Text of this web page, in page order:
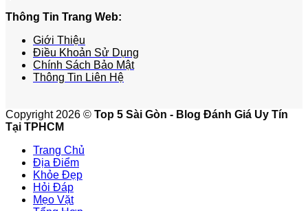
Thông Tin Trang Web:
Giới Thiệu
Điều Khoản Sử Dụng
Chính Sách Bảo Mật
Thông Tin Liên Hệ
Copyright 2026 © Top 5 Sài Gòn - Blog Đánh Giá Uy Tín
Tại TPHCM
Trang Chủ
Địa Điểm
Khỏe Đẹp
Hỏi Đáp
Mẹo Vặt